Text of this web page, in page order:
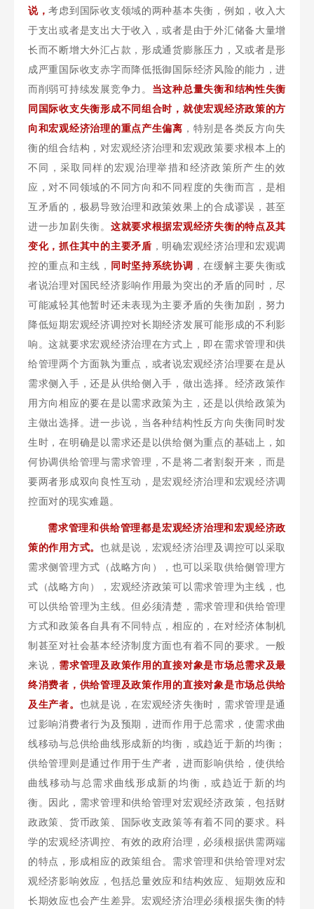
说，考虑到国际收支领域的两种基本失衡，例如，收入大
于支出或者是支出大于收入，或者是由于外汇储备大量增
长而不断增大外汇占款，形成通货膨胀压力，又或者是形
成严重国际收支赤字而降低抵御国际经济风险的能力，进
而削弱可持续发展竞争力。 当这种总量失衡和结构性失衡
同国际收支失衡形成不同组合时，就使宏观经济政策的方
向和宏观经济治理的重点产生偏离 ，特别是各类反方向失
衡的组合结构，对宏观经济治理和宏观政策要求根本上的
不同，采取同样的宏观治理举措和经济政策所产生的效
应，对不同领域的不同方向和不同程度的失衡而言，是相
互矛盾的，极易导致治理和政策效果上的合成谬误，甚至
进一步加剧失衡。 这就要求根据宏观经济失衡的特点及其
变化，抓住其中的主要矛盾 ，明确宏观经济治理和宏观调
控的重点和主线， 同时坚持系统协调 ，在缓解主要失衡或
者说治理对国民经济影响作用最为突出的矛盾的同时，尽
可能减轻其他暂时还未表现为主要矛盾的失衡加剧，努力
降低短期宏观经济调控对长期经济发展可能形成的不利影
响。这就要求宏观经济治理在方式上，即在需求管理和供
给管理两个方面孰为重点，或者说宏观经济治理要在是从
需求侧入手，还是从供给侧入手，做出选择。经济政策作
用方向相应的要在是以需求政策为主，还是以供给政策为
主做出选择。进一步说，当各种结构性反方向失衡同时发
生时，在明确是以需求还是以供给侧为重点的基础上，如
何协调供给管理与需求管理，不是将二者割裂开来，而是
要两者形成双向良性互动，是宏观经济治理和宏观经济调
控面对的现实难题。
需求管理和供给管理都是宏观经济治理和宏观经济政
策的作用方式。也就是说，宏观经济治理及调控可以采取
需求侧管理方式（战略方向），也可以采取供给侧管理方
式（战略方向），宏观经济政策可以需求管理为主线，也
可以供给管理为主线。但必须清楚，需求管理和供给管理
方式和政策各自具有不同特点，相应的，在对经济体制机
制甚至对社会基本经济制度方面也有着不同的要求。一般
来说， 需求管理及政策作用的直接对象是市场总需求及最
终消费者 ， 供给管理及政策作用的直接对象是市场总供给
及生产者。 也就是说，在宏观经济失衡时，需求管理是通
过影响消费者行为及预期，进而作用于总需求，使需求曲
线移动与总供给曲线形成新的均衡，或趋近于新的均衡；
供给管理则是通过作用于生产者，进而影响供给，使供给
曲线移动与总需求曲线形成新的均衡，或趋近于新的均
衡。因此，需求管理和供给管理对宏观经济政策，包括财
政政策、货币政策、国际收支政策等有着不同的要求。科
学的宏观经济调控、有效的政府治理，必须根据供需两端
的特点，形成相应的政策组合。需求管理和供给管理对宏
观经济影响效应，包括总量效应和结构效应、短期效应和
长期效应也会产生差异。宏观经济治理必须根据失衡的特